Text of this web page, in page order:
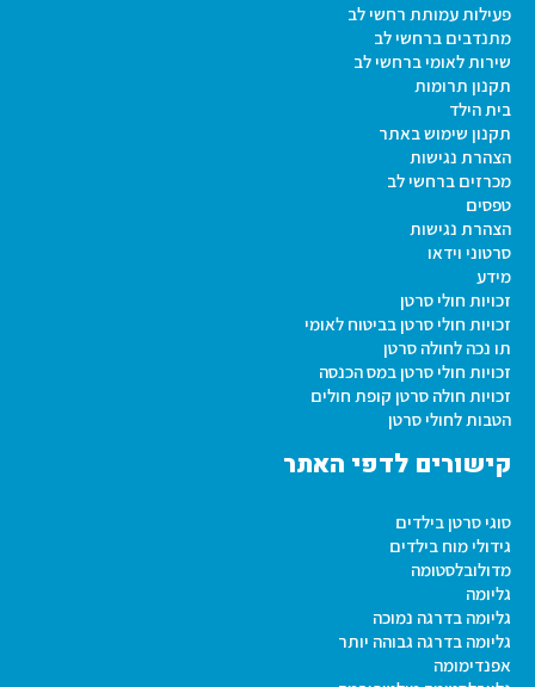
פעילות עמותת רחשי לב
מתנדבים ברחשי לב
שירות לאומי ברחשי לב
תקנון תרומות
בית הילד
תקנון שימוש באתר
הצהרת נגישות
מכרזים ברחשי לב
טפסים
הצהרת נגישות
סרטוני וידאו
מידע
זכויות חולי סרטן
זכויות חולי סרטן בביטוח לאומי
תו נכה לחולה סרטן
זכויות חולי סרטן במס הכנסה
זכויות חולה סרטן קופת חולים
הטבות לחולי סרטן
קישורים לדפי האתר
סוגי סרטן בילדים
גידולי מוח בילדים
מדולובלסטומה
גליומה
גליומה בדרגה נמוכה
גליומה בדרגה גבוהה יותר
אפנדימומה